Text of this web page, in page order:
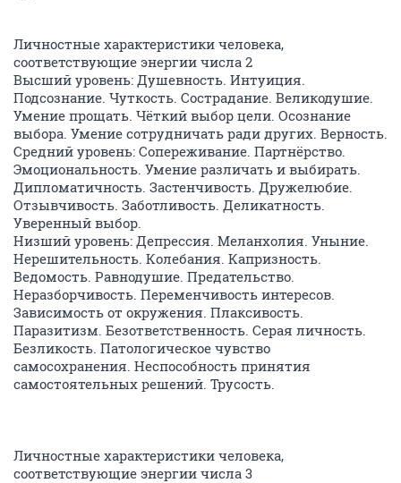
Личностные характеристики человека,
соответствующие энергии числа 2
Высший уровень: Душевность. Интуиция.
Подсознание. Чуткость. Сострадание. Великодушие.
Умение прощать. Чёткий выбор цели. Осознание
выбора. Умение сотрудничать ради других. Верность.
Средний уровень: Сопереживание. Партнёрство.
Эмоциональность. Умение различать и выбирать.
Дипломатичность. Застенчивость. Дружелюбие.
Отзывчивость. Заботливость. Деликатность.
Уверенный выбор.
Низший уровень: Депрессия. Меланхолия. Уныние.
Нерешительность. Колебания. Капризность.
Ведомость. Равнодушие. Предательство.
Неразборчивость. Переменчивость интересов.
Зависимость от окружения. Плаксивость.
Паразитизм. Безответственность. Серая личность.
Безликость. Патологическое чувство
самосохранения. Неспособность принятия
самостоятельных решений. Трусость.
Личностные характеристики человека,
соответствующие энергии числа 3